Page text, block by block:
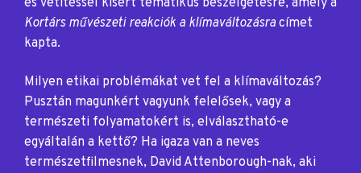
és vetítéssel kísért tematikus beszélgetésre, amely a
Kortárs művészeti reakciók a klímaváltozásra címet
kapta.
Milyen etikai problémákat vet fel a klímaváltozás?
Pusztán magunkért vagyunk felelősek, vagy a
természeti folyamatokért is, elválasztható-e
egyáltalán a kettő? Ha igaza van a neves
természetfilmesnek, David Attenborough-nak, aki